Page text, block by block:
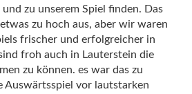
zu unserem Spiel finden. Das
zu hoch aus, aber wir waren
frischer und erfolgreicher in
froh auch in Lauterstein die
zu können. es war das zu
Auswärtsspiel vor lautstarken